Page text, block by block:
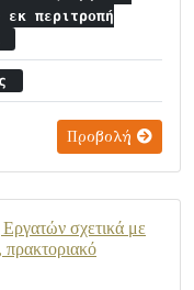
εκ περιτροπή
Προβολή
σχετικά με
πρακτοριακό